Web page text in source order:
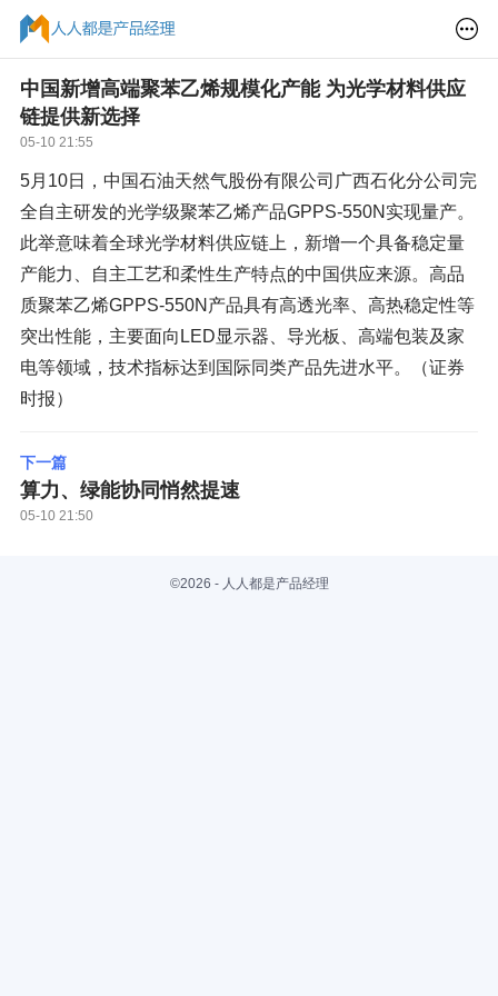
中国新增高端聚苯乙烯规模化产能 为光学材料供应
链提供新选择
05-10 21:55
5月10日，中国石油天然气股份有限公司广西石化分公司完
全自主研发的光学级聚苯乙烯产品GPPS-550N实现量产。
此举意味着全球光学材料供应链上，新增一个具备稳定量
产能力、自主工艺和柔性生产特点的中国供应来源。高品
质聚苯乙烯GPPS-550N产品具有高透光率、高热稳定性等
突出性能，主要面向LED显示器、导光板、高端包装及家
电等领域，技术指标达到国际同类产品先进水平。（证券
时报）
下一篇
算力、绿能协同悄然提速
05-10 21:50
©2026 - 人人都是产品经理